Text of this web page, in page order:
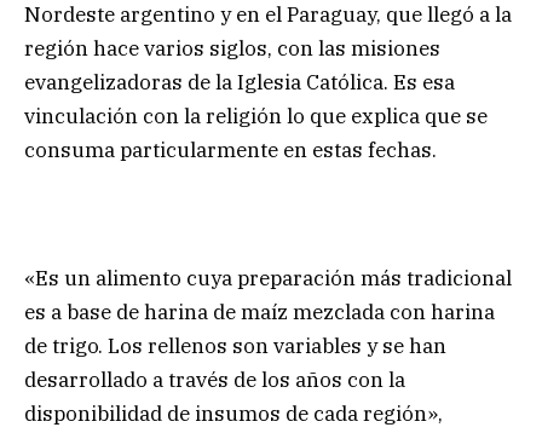
Nordeste argentino y en el Paraguay, que llegó a la
región hace varios siglos, con las misiones
evangelizadoras de la Iglesia Católica. Es esa
vinculación con la religión lo que explica que se
consuma particularmente en estas fechas.
«Es un alimento cuya preparación más tradicional
es a base de harina de maíz mezclada con harina
de trigo. Los rellenos son variables y se han
desarrollado a través de los años con la
disponibilidad de insumos de cada región»,